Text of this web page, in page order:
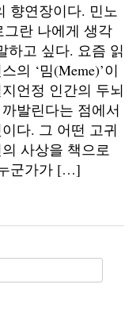
향연장이다. 민노
란 나에게 생각
하고 싶다. 요즘 읽
의 ‘밈(Meme)’이
언정 인간의 두뇌
발린다는 점에서
다. 그 어떤 고귀
사상을 책으로
군가가 […]